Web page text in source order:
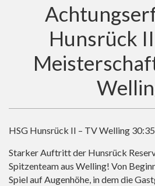
Hunsrück
HSG Hunsrück II – TV Welling
Starker Auftritt der Hunsrück
Spitzenteam aus Welling! Von
Spiel auf Augenhöhe, in dem die